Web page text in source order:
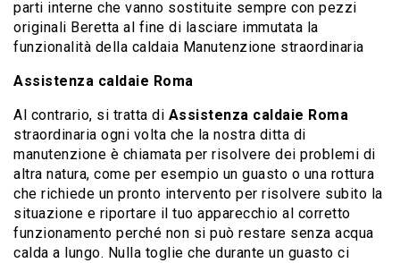
parti interne che vanno sostituite sempre con pezzi
originali Beretta al fine di lasciare immutata la
funzionalità della caldaia Manutenzione straordinaria
Assistenza caldaie Roma
Al contrario, si tratta di Assistenza caldaie Roma
straordinaria ogni volta che la nostra ditta di
manutenzione è chiamata per risolvere dei problemi di
altra natura, come per esempio un guasto o una rottura
che richiede un pronto intervento per risolvere subito la
situazione e riportare il tuo apparecchio al corretto
funzionamento perché non si può restare senza acqua
calda a lungo. Nulla toglie che durante un guasto ci